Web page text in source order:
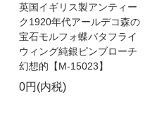
英国イギリス製アンティー
ク1920年代アールデコ森の
宝石モルフォ蝶バタフライ
ウィング純銀ピンブローチ
幻想的【M-15023】
0円(内税)